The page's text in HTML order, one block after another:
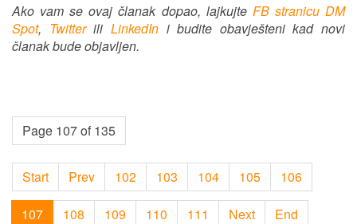
Ako vam se ovaj članak dopao, lajkujte FB stranicu DM
Spot, Twitterili LinkedIni budite obavješteni kad novi
članak bude objavljen.
Page 107 of 135
Start Prev 102 103 104 105 106
107 108 109 110 111 Next End